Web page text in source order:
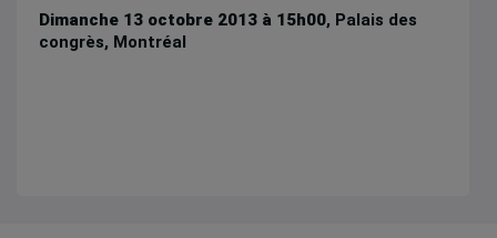
Dimanche 13 octobre 2013 à 15h00, Palais des
congrès, Montréal